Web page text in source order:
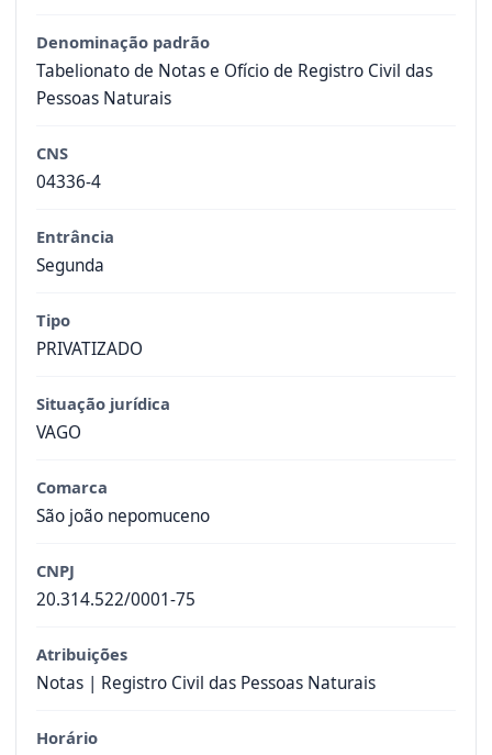
Denominação padrão
Tabelionato de Notas e Ofício de Registro Civil das
Pessoas Naturais
CNS
04336-4
Entrância
Segunda
Tipo
PRIVATIZADO
Situação jurídica
VAGO
Comarca
São joão nepomuceno
CNPJ
20.314.522/0001-75
Atribuições
Notas | Registro Civil das Pessoas Naturais
Horário